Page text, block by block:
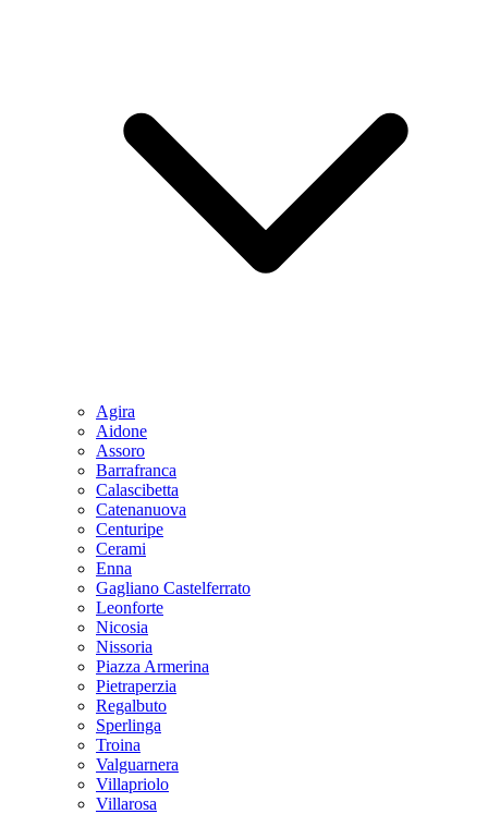
Agira
Aidone
Assoro
Barrafranca
Calascibetta
Catenanuova
Centuripe
Cerami
Enna
Gagliano Castelferrato
Leonforte
Nicosia
Nissoria
Piazza Armerina
Pietraperzia
Regalbuto
Sperlinga
Troina
Valguarnera
Villapriolo
Villarosa